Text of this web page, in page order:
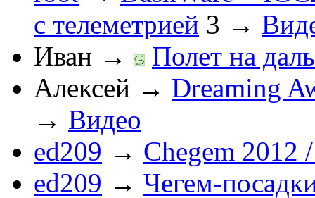
с телеметрией 3 →
Иван →
Полет на
Алексей → Dreaming
→ Видео
ed209 → Chegem 2012
ed209 → Чегем-